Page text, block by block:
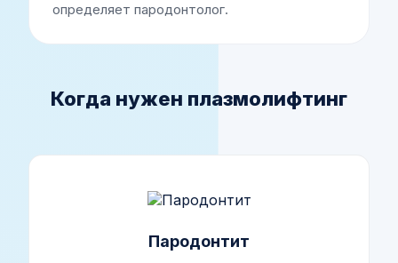
определяет пародонтолог.
Когда нужен плазмолифтинг
Пародонтит